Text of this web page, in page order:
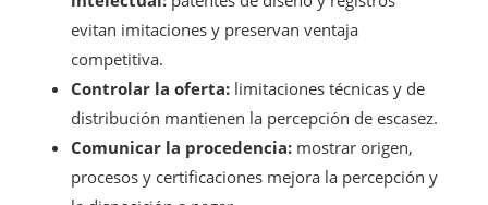
evitan imitaciones y preservan ventaja
competitiva.
Controlar la oferta: limitaciones técnicas y de
distribución mantienen la percepción de escasez.
Comunicar la procedencia: mostrar origen,
procesos y certificaciones mejora la percepción y